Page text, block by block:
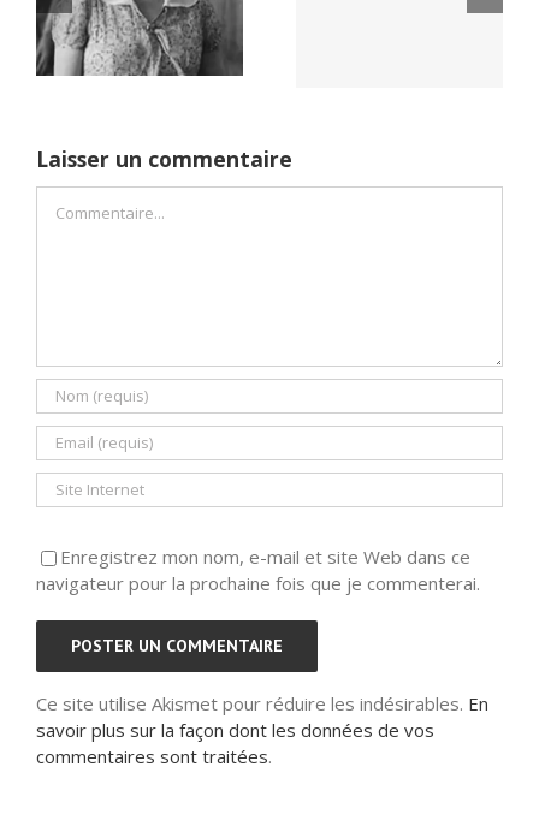
Netflix Field of
Dreams (1989)
Laisser un commentaire
Enregistrez mon nom, e-mail et site Web dans ce
navigateur pour la prochaine fois que je commenterai.
Ce site utilise Akismet pour réduire les indésirables. En
savoir plus sur la façon dont les données de vos
commentaires sont traitées.